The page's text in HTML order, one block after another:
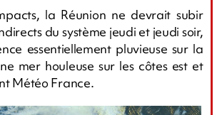
la Réunion ne devrait subir
du système jeudi et jeudi soir,
essentiellement pluvieuse sur la
mer houleuse sur les côtes est et
Météo France.